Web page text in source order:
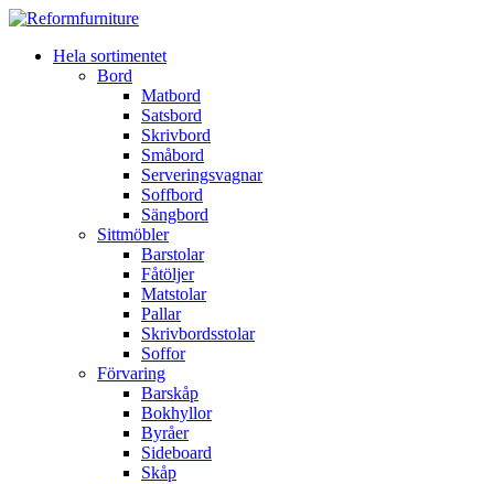
Hela sortimentet
Bord
Matbord
Satsbord
Skrivbord
Småbord
Serveringsvagnar
Soffbord
Sängbord
Sittmöbler
Barstolar
Fåtöljer
Matstolar
Pallar
Skrivbordsstolar
Soffor
Förvaring
Barskåp
Bokhyllor
Byråer
Sideboard
Skåp